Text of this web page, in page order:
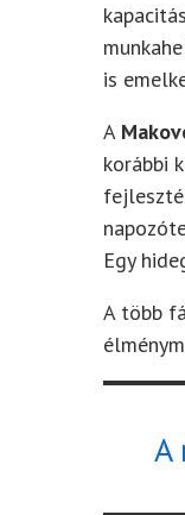
is
A
korábbi
Egy
A több
A